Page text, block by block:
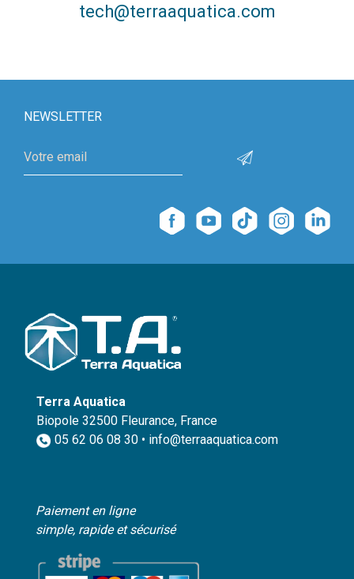
tech@terraaquatica.com
NEWSLETTER
Terra Aquatica
Biopole 32500 Fleurance, France
05 62 06 08 30 • info@terraaquatica.com
Paiement en ligne
simple, rapide et sécurisé